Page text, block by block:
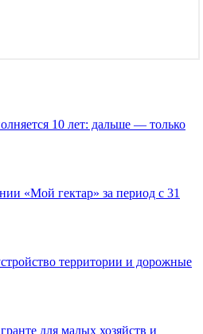
10 лет: дальше — только
«Мой гектар» за период с 31
территории и дорожные
для малых хозяйств и